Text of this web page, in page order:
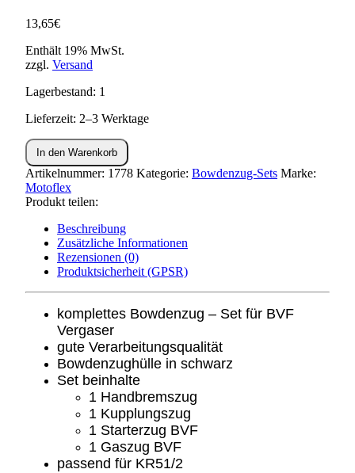
13,65€
Enthält 19% MwSt.
zzgl. Versand
Lagerbestand: 1
Lieferzeit: 2–3 Werktage
Bowdenzug
Set
KR51/2
Menge
In den Warenkorb
Artikelnummer: 1778 Kategorie: Bowdenzug-Sets Marke:
Motoflex
Produkt teilen:
Beschreibung
Zusätzliche Informationen
Rezensionen (0)
Produktsicherheit (GPSR)
komplettes Bowdenzug – Set für BVF
Vergaser
gute Verarbeitungsqualität
Bowdenzughülle in schwarz
Set beinhalte
1 Handbremszug
1 Kupplungszug
1 Starterzug BVF
1 Gaszug BVF
passend für KR51/2